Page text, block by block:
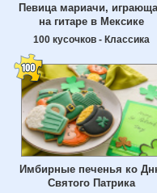
Певица мариачи,
на гитаре в Мексике
100 кусочков - Классика
Имбирные печенья ко
Святого Патрика